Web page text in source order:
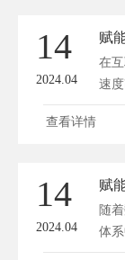
14
2024.04
在
速
查看详情
14
2024.04
随
体